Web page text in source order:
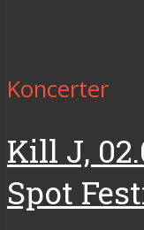
Koncerter
Kill J,
Spot